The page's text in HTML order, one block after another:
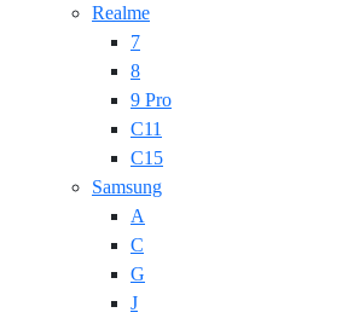
Realme
7
8
9 Pro
C11
C15
Samsung
A
C
G
J